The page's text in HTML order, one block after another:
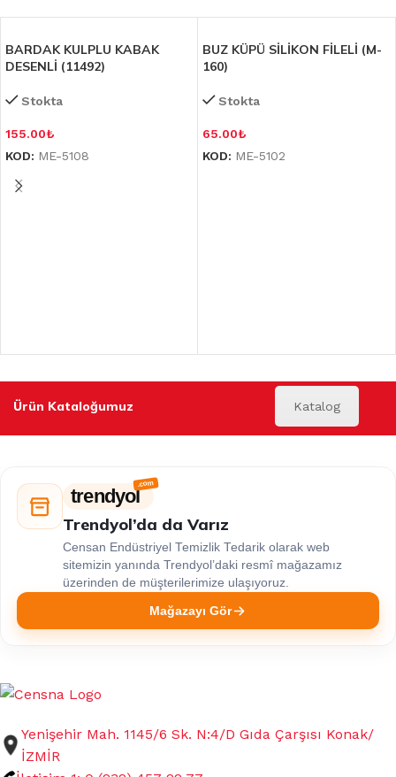
BARDAK KULPLU KABAK
DESENLİ (11492)
Stokta
155.00₺
KOD: ME-5108
BUZ KÜPÜ SİLİKON FİLELİ (M-
160)
Stokta
65.00₺
KOD: ME-5102
Ürün Kataloğumuz Katalog
trendyol
Trendyol’da da Varız
Censan Endüstriyel Temizlik Tedarik olarak web
sitemizin yanında Trendyol’daki resmî mağazamız
üzerinden de müşterilerimize ulaşıyoruz.
Mağazayı Gör
Yenişehir Mah. 1145/6 Sk. N:4/D Gıda Çarşısı Konak/
İZMİR